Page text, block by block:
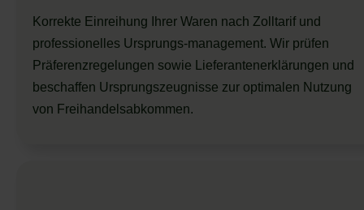
Korrekte Einreihung Ihrer Waren nach Zolltarif und
professionelles Ursprungs-management. Wir prüfen
Präferenzregelungen sowie Lieferantenerklärungen und
beschaffen Ursprungszeugnisse zur optimalen Nutzung
von Freihandelsabkommen.